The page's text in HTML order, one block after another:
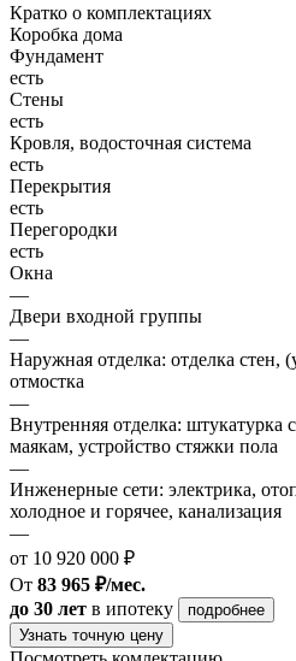
Кратко о комплектациях
Коробка дома
Фундамент
есть
Стены
есть
Кровля, водосточная система
есть
Перекрытия
есть
Перегородки
есть
Окна
—
Двери входной группы
—
Наружная отделка: отделка стен,
отмостка
—
Внутренняя отделка: штукатурка
маякам, устройство стяжки пола
—
Инженерные сети: электрика,
холодное и горячее, канализация
—
от 10 920 000 ₽
От 83 965 ₽/мес.
до 30 лет в ипотеку
подробнее
Узнать точную цену